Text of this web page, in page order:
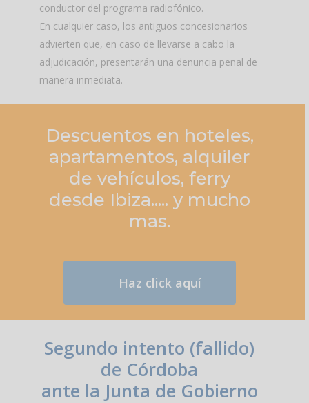
conductor del programa radiofónico.
En cualquier caso, los antiguos concesionarios
advierten que, en caso de llevarse a cabo la
adjudicación, presentarán una denuncia penal de
manera inmediata.
Descuentos en hoteles,
apartamentos, alquiler
de vehículos, ferry
desde Ibiza..... y mucho
mas.
Haz click aquí
Segundo intento (fallido)
de Córdoba
ante la Junta de Gobierno